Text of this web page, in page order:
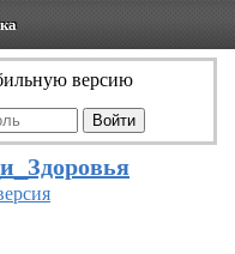
версию